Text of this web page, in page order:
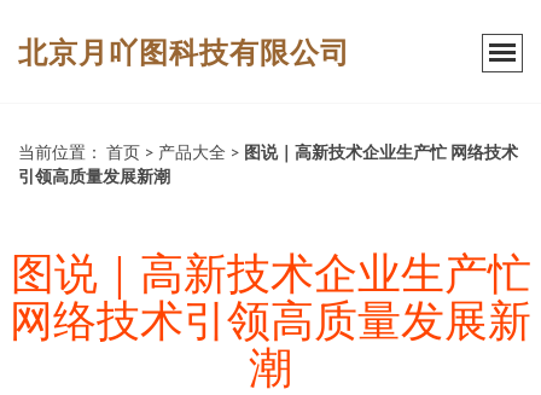
北京月吖图科技有限公司
当前位置： 首页 > 产品大全 > 图说｜高新技术企业生产忙 网络技术
引领高质量发展新潮
图说｜高新技术企业生产忙
网络技术引领高质量发展新
潮